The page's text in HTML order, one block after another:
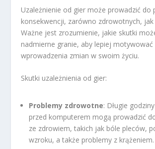
Uzależnienie od gier może prowadzić do
konsekwencji, zarówno zdrowotnych, jak
Ważne jest zrozumienie, jakie skutki
nadmierne granie, aby lepiej motywować
wprowadzenia zmian w swoim życiu.
Skutki uzależnienia od gier:
Problemy zdrowotne: Długie
przed komputerem mogą prowadzić
ze zdrowiem, takich jak bóle pleców,
wzroku, a także problemy z krążeniem.